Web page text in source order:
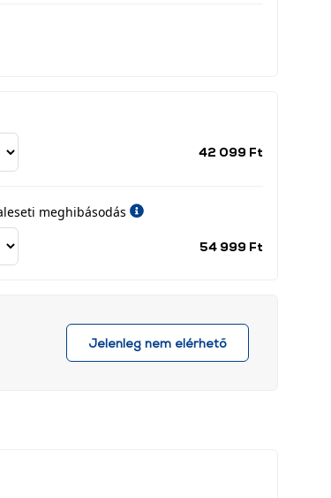
időszak
42 099 Ft
meghibásodás
időszak
54 999 Ft
Jelenleg nem elérhető